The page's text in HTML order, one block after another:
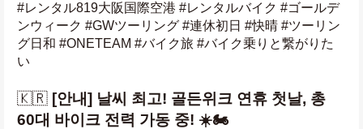
#レンタル819大阪国際空港 #レンタルバイク #ゴールデ
ンウィーク #GWツーリング #連休初日 #快晴 #ツーリン
グ日和 #ONETEAM #バイク旅 #バイク乗りと繋がりた
い
🇰🇷 [안내] 날씨 최고! 골든위크 연휴 첫날, 총
60대 바이크 전력 가동 중! ☀️🏍️